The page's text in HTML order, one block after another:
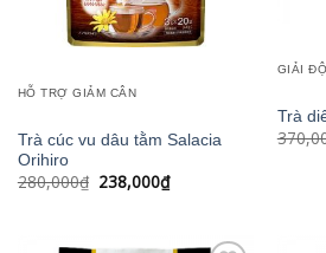
HỖ TRỢ GIẢM CÂN
Trà cúc vu dâu tằm Salacia
Orihiro
280,000₫ Giá
gốc
238,000₫Giá
hiện
238,000₫.
GIẢI
Trà